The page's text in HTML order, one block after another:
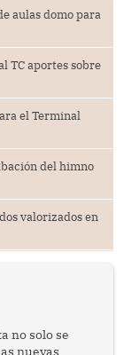
aulas domo para
TC aportes sobre
el Terminal
del himno
valorizados en
no solo se
nuevas